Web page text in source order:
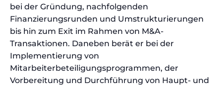
bei der Gründung, nachfolgenden
Finanzierungsrunden und Umstrukturierungen
bis hin zum Exit im Rahmen von M&A-
Transaktionen. Daneben berät er bei der
Implementierung von
Mitarbeiterbeteiligungsprogrammen, der
Vorbereitung und Durchführung von Haupt- und